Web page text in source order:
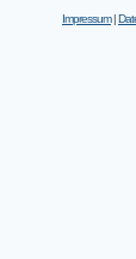
Impressum|